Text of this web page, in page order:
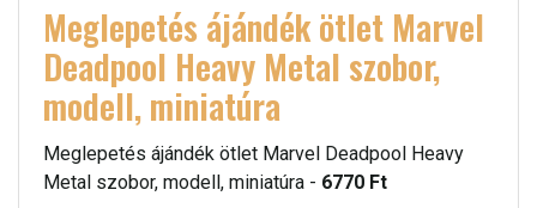
Meglepetés ájándék ötlet Marvel
Deadpool Heavy Metal szobor,
modell, miniatúra
Meglepetés ájándék ötlet Marvel Deadpool Heavy
Metal szobor, modell, miniatúra - 6770 Ft